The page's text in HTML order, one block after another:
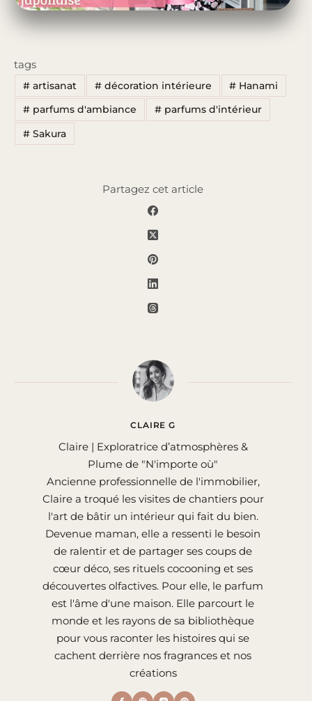
tags
#artisanat #décoration intérieure # Hanami
#parfums d'ambiance #parfums d'intérieur
#Sakura
Partagez cet article
CLAIRE G
Claire | Exploratrice d’atmosphères &
Plume de "N'importe où"
Ancienne professionnelle de l'immobilier,
Claire a troqué les visites de chantiers pour
l'art de bâtir un intérieur qui fait du bien.
Devenue maman, elle a ressenti le besoin
de ralentir et de partager ses coups de
cœur déco, ses rituels cocooning et ses
découvertes olfactives. Pour elle, le parfum
est l'âme d'une maison. Elle parcourt le
monde et les rayons de sa bibliothèque
pour vous raconter les histoires qui se
cachent derrière nos fragrances et nos
créations